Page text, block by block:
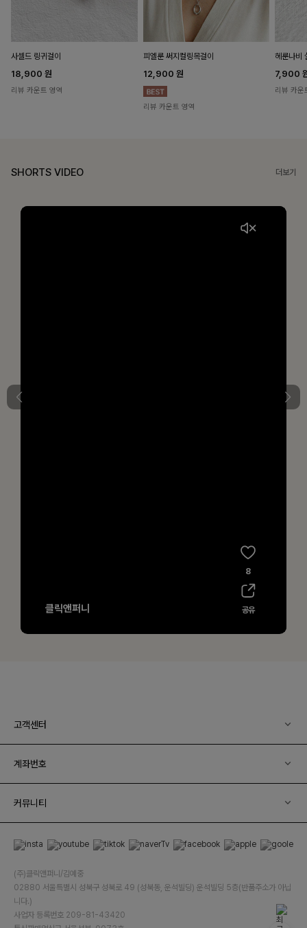
사셀드 링귀걸이
18,900 원
리뷰 카운트 영역
피엘룬 써지컬링목걸이
12,900 원
리뷰 카운트 영역
헤룬나비
7,900
리뷰 카운
SHORTS VIDEO 더보기
고객센터
계좌번호
커뮤니티
(주)클릭앤퍼니/김예중
02880 서울특별시 성북구 성북로 49 (성북동, 운석빌딩) 운석빌딩 5층(반품주소가 아닙
니다.)
사업자 등록번호 209-81-43420